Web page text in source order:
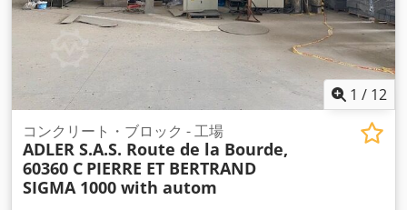
1 / 12
コンクリート・ブロック - 工場
ADLER S.A.S. Route de la Bourde,
60360 C PIERRE ET BERTRAND
SIGMA 1000 with autom